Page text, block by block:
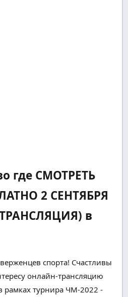
где СМОТРЕТЬ
2 СЕНТЯБРЯ
в
спорта! Счастливы
онлайн-трансляцию
рамках турнира ЧМ-2022 -